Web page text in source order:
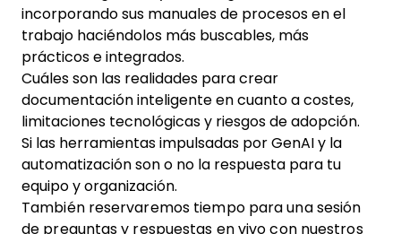
incorporando sus manuales de procesos en el
trabajo haciéndolos más buscables, más
prácticos e integrados.
Cuáles son las realidades para crear
documentación inteligente en cuanto a costes,
limitaciones tecnológicas y riesgos de adopción.
Si las herramientas impulsadas por GenAI y la
automatización son o no la respuesta para tu
equipo y organización.
También reservaremos tiempo para una sesión
de preguntas y respuestas en vivo con nuestros